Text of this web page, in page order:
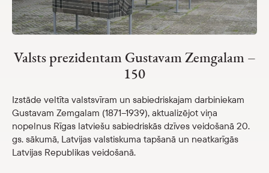
Veikals
Valsts prezidentam Gustavam Zemgalam –
150
Izstāde veltīta valstsvīram un sabiedriskajam darbiniekam
Gustavam Zemgalam (1871–1939), aktualizējot viņa
nopelnus Rīgas latviešu sabiedriskās dzīves veidošanā 20.
gs. sākumā, Latvijas valstiskuma tapšanā un neatkarīgās
Latvijas Republikas veidošanā.